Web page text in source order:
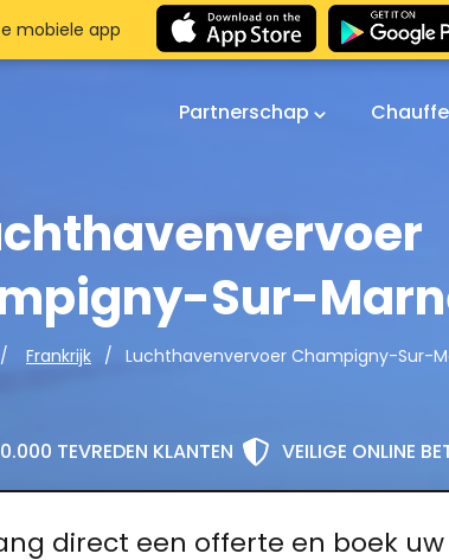
Partnerschap
Sur-
Frankrijk Luchthavenvervoer Champigny-Sur-
TEVREDEN KLANTEN VEILIGE ONLINE
direct een offerte en boek uw
mobiele app